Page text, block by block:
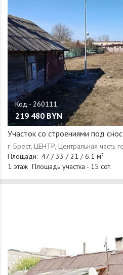
219 480 BYN
Участок со строениями под снос